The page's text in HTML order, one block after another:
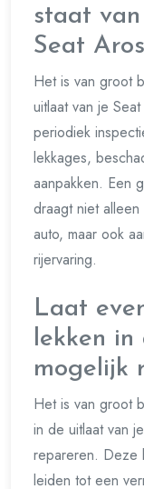
staat
Seat
Het is van groot
uitlaat van je
periodiek
lekkages,
aanpakken. Een
draagt niet
auto, maar ook
rijervaring.
Laat
lekken
mogelijk
Het is van groot
in de uitlaat van
repareren. Deze
leiden tot een